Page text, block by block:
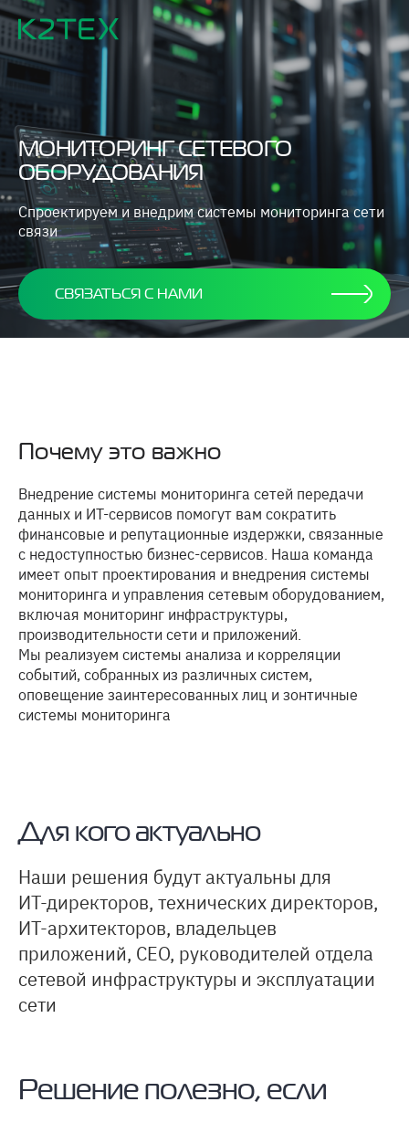
МОНИТОРИНГ СЕТЕВОГО
ОБОРУДОВАНИЯ
Спроектируем и внедрим системы мониторинга сети
связи
СВЯЗАТЬСЯ С НАМИ
Почему это важно
Внедрение системы мониторинга сетей передачи
данных и ИТ-сервисов помогут вам сократить
финансовые и репутационные издержки, связанные
с недоступностью бизнес-сервисов. Наша команда
имеет опыт проектирования и внедрения системы
мониторинга и управления сетевым оборудованием,
включая мониторинг инфраструктуры,
производительности сети и приложений.
Мы реализуем системы анализа и корреляции
событий, собранных из различных систем,
оповещение заинтересованных лиц и зонтичные
системы мониторинга
Для кого актуально
Наши решения будут актуальны для
ИТ-директоров, технических директоров,
ИТ-архитекторов, владельцев
приложений, CEO, руководителей отдела
сетевой инфраструктуры и эксплуатации
сети
Решение полезно, если